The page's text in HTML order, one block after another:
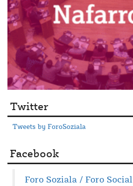
Twitter
Tweets by ForoSoziala
Facebook
Foro Soziala / Foro Social